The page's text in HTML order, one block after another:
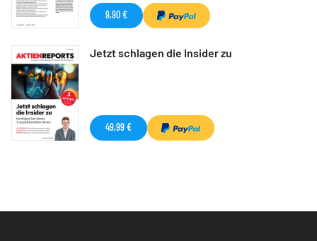
9,90 €
Jetzt schlagen die Insider zu
49,99 €